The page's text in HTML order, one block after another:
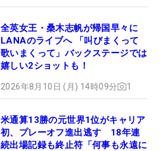
全英女王・桑木志帆が帰国早々に
LANAのライブへ 「叫びまくって
歌いまくって」バックステージでは
嬉しい2ショットも！
2026年8月10日 (月) 14時09分 1
米通算13勝の元世界1位がキャリア
初、プレーオフ進出逃す 18年連
続出場記録も終止符「何事も永遠に